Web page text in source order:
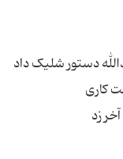
دستور شلیک داد
کاری
زد